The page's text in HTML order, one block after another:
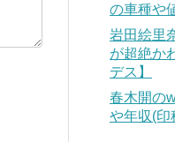
の車種や
岩田絵里
が超絶か
デス】
春木開の
や年収(印